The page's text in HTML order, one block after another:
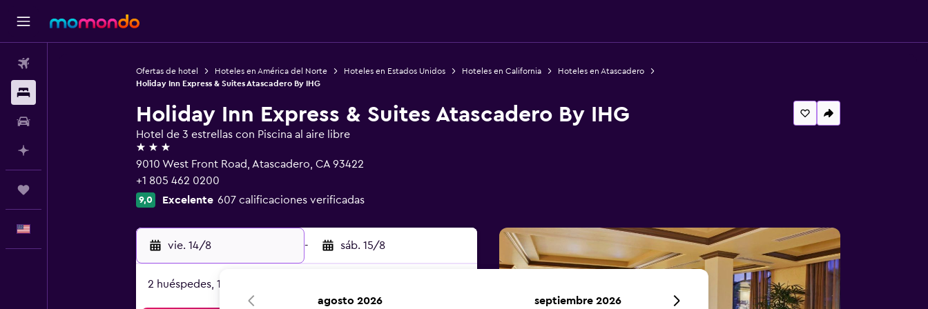
Ofertas de hotel Hoteles en América del Norte Hoteles en Estados Unidos Hoteles en California
Hoteles en Atascadero
Holiday Inn Express & Suites Atascadero By IHG
Holiday Inn Express & Suites Atascadero By IHG
Hotel de 3 estrellas con Piscina al aire libre
3 estrellas
9010 West Front Road, Atascadero, CA 93422
+1 805 462 0200
9,0 Excelente 607 calificaciones verificadas
vie. 14/8 - sáb. 15/8
2 huéspedes, 1 habitación
agosto 2026 septiembre 2026